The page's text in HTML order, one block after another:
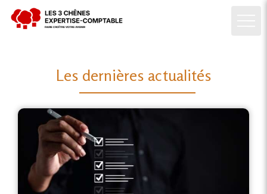
Les dernières actualités